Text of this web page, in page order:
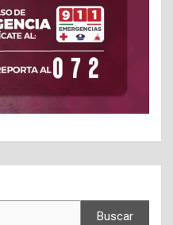
Buscar